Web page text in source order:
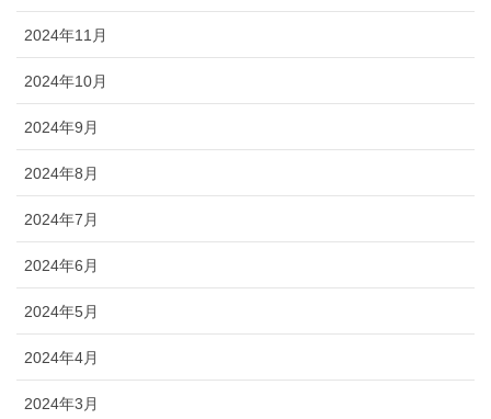
2024年11月
2024年10月
2024年9月
2024年8月
2024年7月
2024年6月
2024年5月
2024年4月
2024年3月